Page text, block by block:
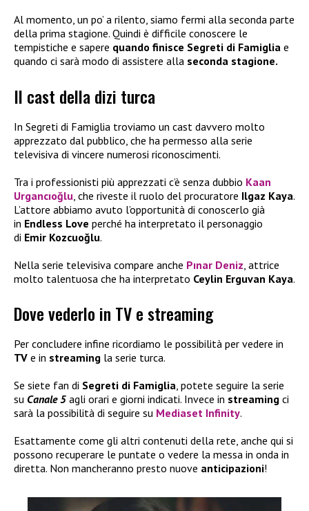
Al momento, un po’ a rilento, siamo fermi alla seconda parte
della prima stagione. Quindi è difficile conoscere le
tempistiche e sapere quando finisce Segreti di Famiglia e
quando ci sarà modo di assistere alla seconda stagione.
Il cast della dizi turca
In Segreti di Famiglia troviamo un cast davvero molto
apprezzato dal pubblico, che ha permesso alla serie
televisiva di vincere numerosi riconoscimenti.
Tra i professionisti più apprezzati c’è senza dubbio Kaan
Urgancıoğlu , che riveste il ruolo del procuratore Ilgaz Kaya.
L’attore abbiamo avuto l’opportunità di conoscerlo già
in Endless Love perché ha interpretato il personaggio
di Emir Kozcuoğlu.
Nella serie televisiva compare anche Pınar Deniz , attrice
molto talentuosa che ha interpretato Ceylin Erguvan Kaya.
Dove vederlo in TV e streaming
Per concludere infine ricordiamo le possibilità per vedere in
TV e in streaming la serie turca.
Se siete fan di Segreti di Famiglia, potete seguire la serie
su Canale 5 agli orari e giorni indicati. Invece in streaming ci
sarà la possibilità di seguire su Mediaset Infinity.
Esattamente come gli altri contenuti della rete, anche qui si
possono recuperare le puntate o vedere la messa in onda in
diretta. Non mancheranno presto nuove anticipazioni!